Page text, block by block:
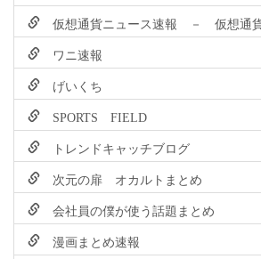
仮想通貨ニュース速報 － 仮想通貨
ワニ速報
げいくち
SPORTS FIELD
トレンドキャッチブログ
次元の扉 オカルトまとめ
会社員の僕が使う話題まとめ
漫画まとめ速報